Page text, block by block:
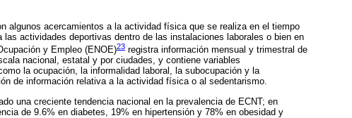
algunos acercamientos a la actividad física que se realiza en el tiempo
actividades deportivas dentro de las instalaciones laborales o bien en
y Empleo (ENOE)23 registra información mensual y trimestral de
nacional, estatal y por ciudades, y contiene variables
la ocupación, la informalidad laboral, la subocupación y la
de información relativa a la actividad física o al sedentarismo.
una creciente tendencia nacional en la prevalencia de ECNT; en
de 9.6% en diabetes, 19% en hipertensión y 78% en obesidad y